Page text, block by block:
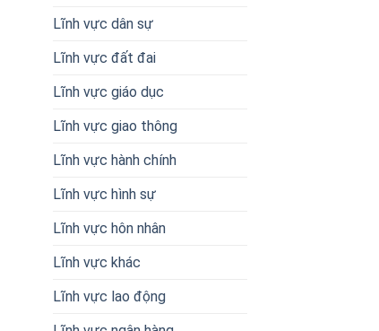
Lĩnh vực dân sự
Lĩnh vực đất đai
Lĩnh vực giáo dục
Lĩnh vực giao thông
Lĩnh vực hành chính
Lĩnh vực hình sự
Lĩnh vực hôn nhân
Lĩnh vực khác
Lĩnh vực lao động